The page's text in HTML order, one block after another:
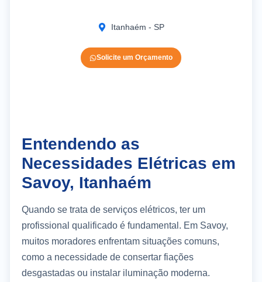
Itanhaém - SP
Solicite um Orçamento
Entendendo as
Necessidades Elétricas em
Savoy, Itanhaém
Quando se trata de serviços elétricos, ter um
profissional qualificado é fundamental. Em Savoy,
muitos moradores enfrentam situações comuns,
como a necessidade de consertar fiações
desgastadas ou instalar iluminação moderna.